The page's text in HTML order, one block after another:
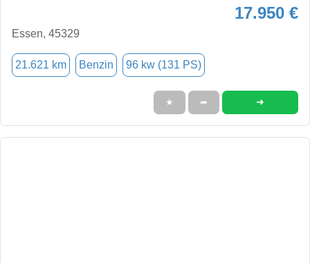
17.950 €
Essen, 45329
21.621 km Benzin 96 kw (131 PS)
★ ➦ ➜